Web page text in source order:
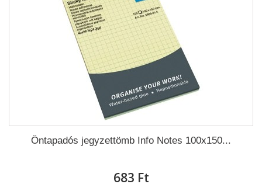
Öntapadós jegyzettömb Info Notes 100x150...
683 Ft‎